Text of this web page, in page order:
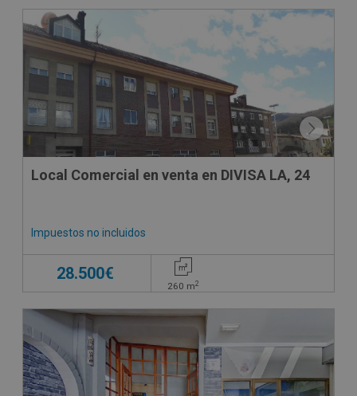
SUJETO A IVA
CONDICIONES ESPECIALES
Local Comercial en venta en DIVISA LA, 24
Impuestos no incluidos
28.500€
260 m2